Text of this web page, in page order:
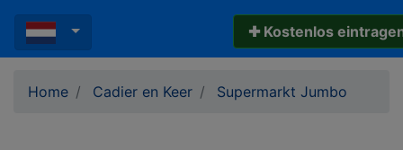
✚ Kostenlos
Home Cadier en Keer Supermarkt Jumbo